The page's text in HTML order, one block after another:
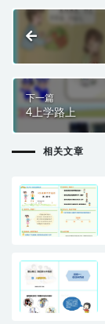
下一篇
4上学路上
相关文章